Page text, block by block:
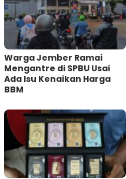
Warga Jember Ramai
Mengantre di SPBU Usai
Ada Isu Kenaikan Harga
BBM